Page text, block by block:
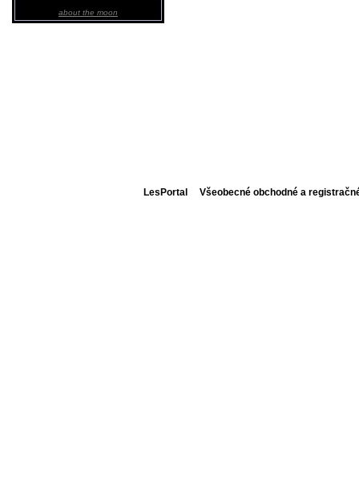
about the moon
LesPortal Všeobecné obchodné a